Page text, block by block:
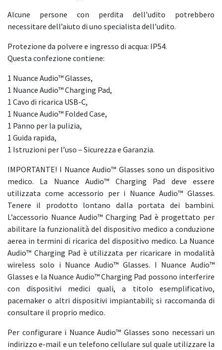
Alcune persone con perdita dell’udito potrebbero
necessitare dell’aiuto di uno specialista dell’udito.
Protezione da polvere e ingresso di acqua: IP54.
Questa confezione contiene:
1 Nuance Audio™ Glasses,
1 Nuance Audio™ Charging Pad,
1 Cavo di ricarica USB-C,
1 Nuance Audio™ Folded Case,
1 Panno per la pulizia,
1 Guida rapida,
1 Istruzioni per l’uso – Sicurezza e Garanzia.
IMPORTANTE! I Nuance Audio™ Glasses sono un dispositivo
medico. La Nuance Audio™ Charging Pad deve essere
utilizzata come accessorio per i Nuance Audio™ Glasses.
Tenere il prodotto lontano dalla portata dei bambini.
L’accessorio Nuance Audio™ Charging Pad è progettato per
abilitare la funzionalità del dispositivo medico a conduzione
aerea in termini di ricarica del dispositivo medico. La Nuance
Audio™ Charging Pad è utilizzata per ricaricare in modalità
wireless solo i Nuance Audio™ Glasses. I Nuance Audio™
Glasses e la Nuance Audio™ Charging Pad possono interferire
con dispositivi medici quali, a titolo esemplificativo,
pacemaker o altri dispositivi impiantabili; si raccomanda di
consultare il proprio medico.
Per configurare i Nuance Audio™ Glasses sono necessari un
indirizzo e-mail e un telefono cellulare sul quale utilizzare la